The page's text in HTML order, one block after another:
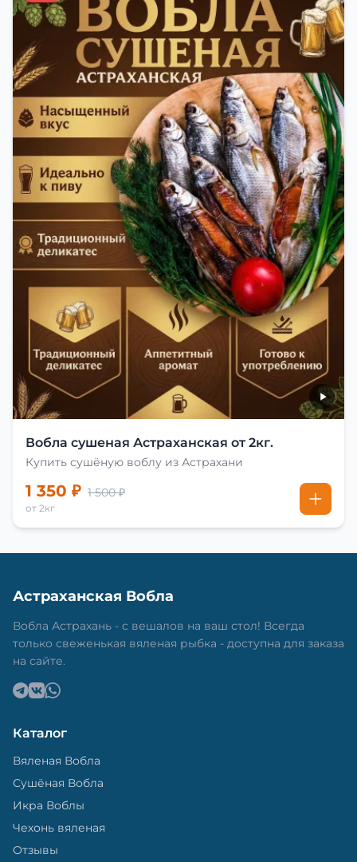
Вобла сушеная Астраханская от 2кг.
Купить сушёную воблу из Астрахани
1 350 ₽ 1 500 ₽
от 2кг
Астраханская Вобла
Вобла Астрахань - с вешалов на ваш стол! Всегда
только свеженькая вяленая рыбка - доступна для заказа
на сайте.
Каталог
Вяленая Вобла
Сушёная Вобла
Икра Воблы
Чехонь вяленая
Отзывы